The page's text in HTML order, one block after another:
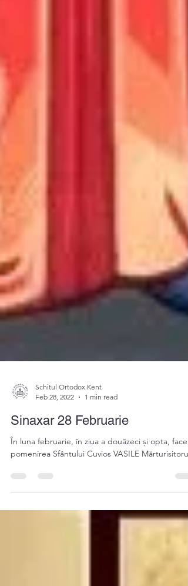
Schitul Ortodox Kent
Feb 28, 2022
1 min read
Sinaxar 28 Februarie
pomenirea Sfântului Cuvios VASILE Mărturisitorul